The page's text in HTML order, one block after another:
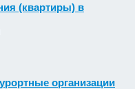
(квартиры) в
организации